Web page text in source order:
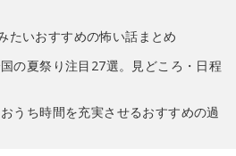
たいおすすめの怖い話まとめ
国の夏祭り注目27選。見どころ・日程
おうち時間を充実させるおすすめの過